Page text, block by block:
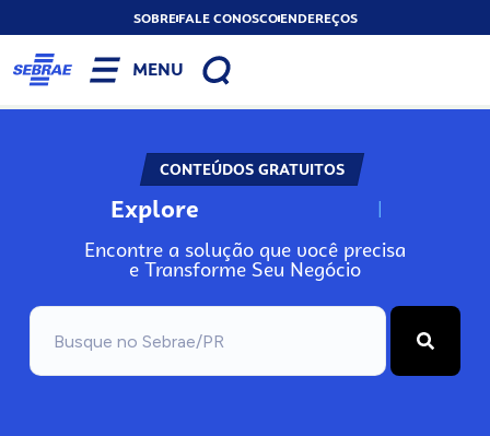
SOBREFALE CONOSCOENDEREÇOS
MENU
CONTEÚDOS GRATUITOS
Explore N
Encontre a solução que você precisa
e Transforme Seu Negócio